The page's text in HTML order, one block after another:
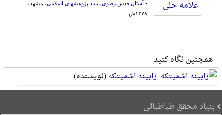
• آستان قدس رضوی، بنیاد پژوهشهای اسلامی، مشهد،
۱۳۷۸ش.
همچنین نگاه کنید
زابینه اشمیتکه(نویسنده)
بنیاد محقق طباطبائی